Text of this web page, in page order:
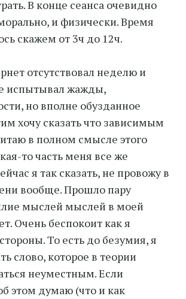
В конце сеанса очевидно
и физически. Время
скажем от 3ч до 12ч.
отсутствовал неделю и
испытывал жажды,
но вполне обузданное
хочу сказать что зависимым
в полном смысле этого
то часть меня все же
я так сказать, не провожу в
вообще. Прошло пару
мыслей мыслей в моей
Очень беспокоит как я
То есть до безумия, я
слово, которое в теории
неуместным. Если
этом думаю (что и как